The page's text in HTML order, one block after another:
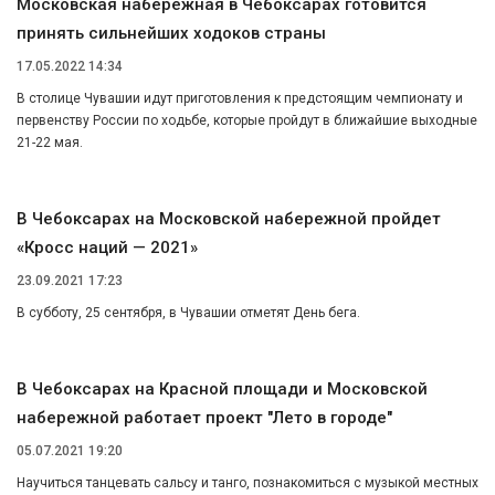
Московская набережная в Чебоксарах готовится
принять сильнейших ходоков страны
17.05.2022 14:34
В столице Чувашии идут приготовления к предстоящим чемпионату и
первенству России по ходьбе, которые пройдут в ближайшие выходные
21-22 мая.
В Чебоксарах на Московской набережной пройдет
«Кросс наций — 2021»
23.09.2021 17:23
В субботу, 25 сентября, в Чувашии отметят День бега.
В Чебоксарах на Красной площади и Московской
набережной работает проект "Лето в городе"
05.07.2021 19:20
Научиться танцевать сальсу и танго, познакомиться с музыкой местных